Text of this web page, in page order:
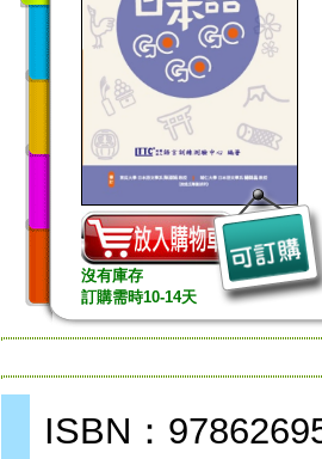
沒有庫存
訂購需時10-14天
ISBN：